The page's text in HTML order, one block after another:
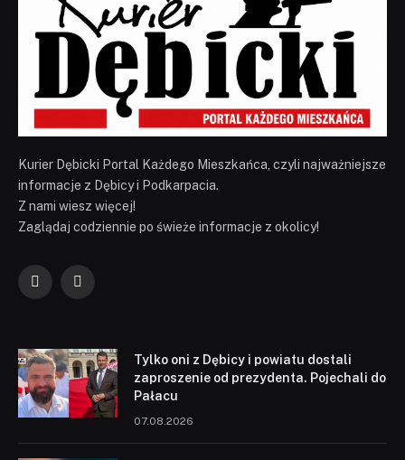
Kurier Dębicki Portal Każdego Mieszkańca, czyli najważniejsze
informacje z Dębicy i Podkarpacia.
Z nami wiesz więcej!
Zaglądaj codziennie po świeże informacje z okolicy!
FacebookYouTube
Tylko oni z Dębicy i powiatu dostali
zaproszenie od prezydenta. Pojechali do
Pałacu
07.08.2026